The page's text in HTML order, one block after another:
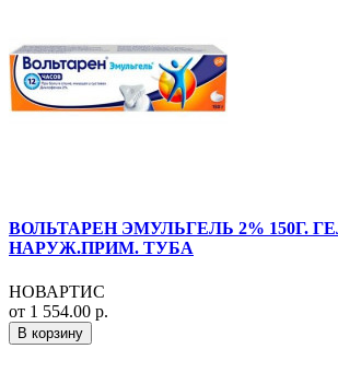
ВОЛЬТАРЕН ЭМУЛЬГЕЛЬ 2% 150Г.
НАРУЖ.ПРИМ. ТУБА
НОВАРТИС
от 1 554.00 р.
В корзину